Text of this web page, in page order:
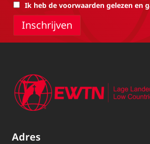
Ik heb de voorwaarden gelezen en
Adres